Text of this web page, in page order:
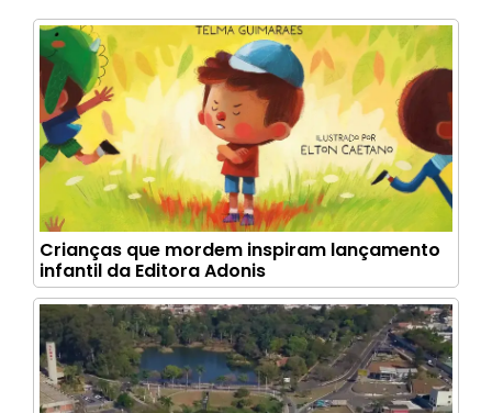
Crianças que mordem inspiram lançamento
infantil da Editora Adonis